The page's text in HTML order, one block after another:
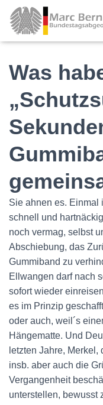
Was
Sie ahnen es. Einmal
schnell und
noch vermag, selbst
Abschiebung, das
Gummiband zu
Ellwangen darf nach
sofort wieder
es im Prinzip
oder auch, weil´s
Hängematte. Und
letzten Jahre,
insb. aber auch die
Vergangenheit
unterstellen, bewusst